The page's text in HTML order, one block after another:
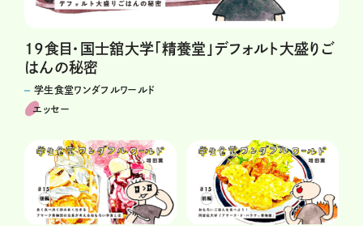
19食目・国士舘大学「精養堂」デフォルト大盛りご
はんの秘密
学生食堂ワンダフルワールド
エッセー